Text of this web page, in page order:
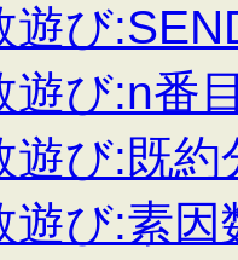
遊び
遊び:n番
遊び:既約
遊び:素因